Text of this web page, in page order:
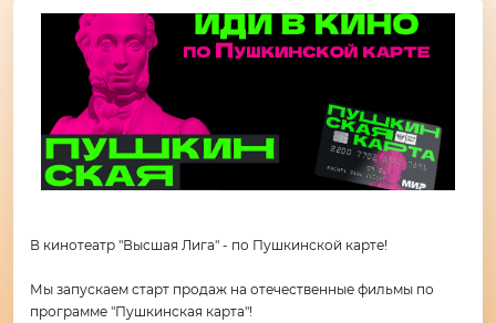
В кинотеатр "Высшая Лига" - по Пушкинской карте!
Мы запускаем старт продаж на отечественные фильмы по
программе "Пушкинская карта"!